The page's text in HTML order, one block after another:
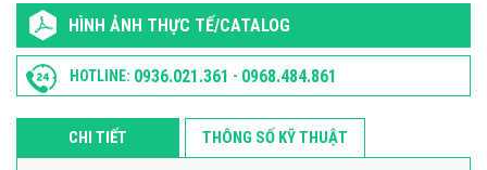
HÌNH ẢNH THỰC TẾ/CATALOG
HOTLINE: 0936.021.361 - 0968.484.861
CHI TIẾT THÔNG SỐ KỸ THUẬT